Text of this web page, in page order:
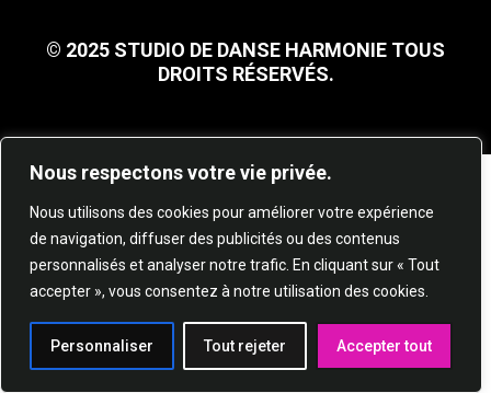
Nous respectons votre vie privée.
Nous utilisons des cookies pour améliorer votre expérience
de navigation, diffuser des publicités ou des contenus
personnalisés et analyser notre trafic. En cliquant sur « Tout
accepter », vous consentez à notre utilisation des cookies.
Personnaliser Tout rejeter Accepter tout
© 2025 STUDIO DE DANSE HARMONIE TOUS
DROITS RÉSERVÉS.